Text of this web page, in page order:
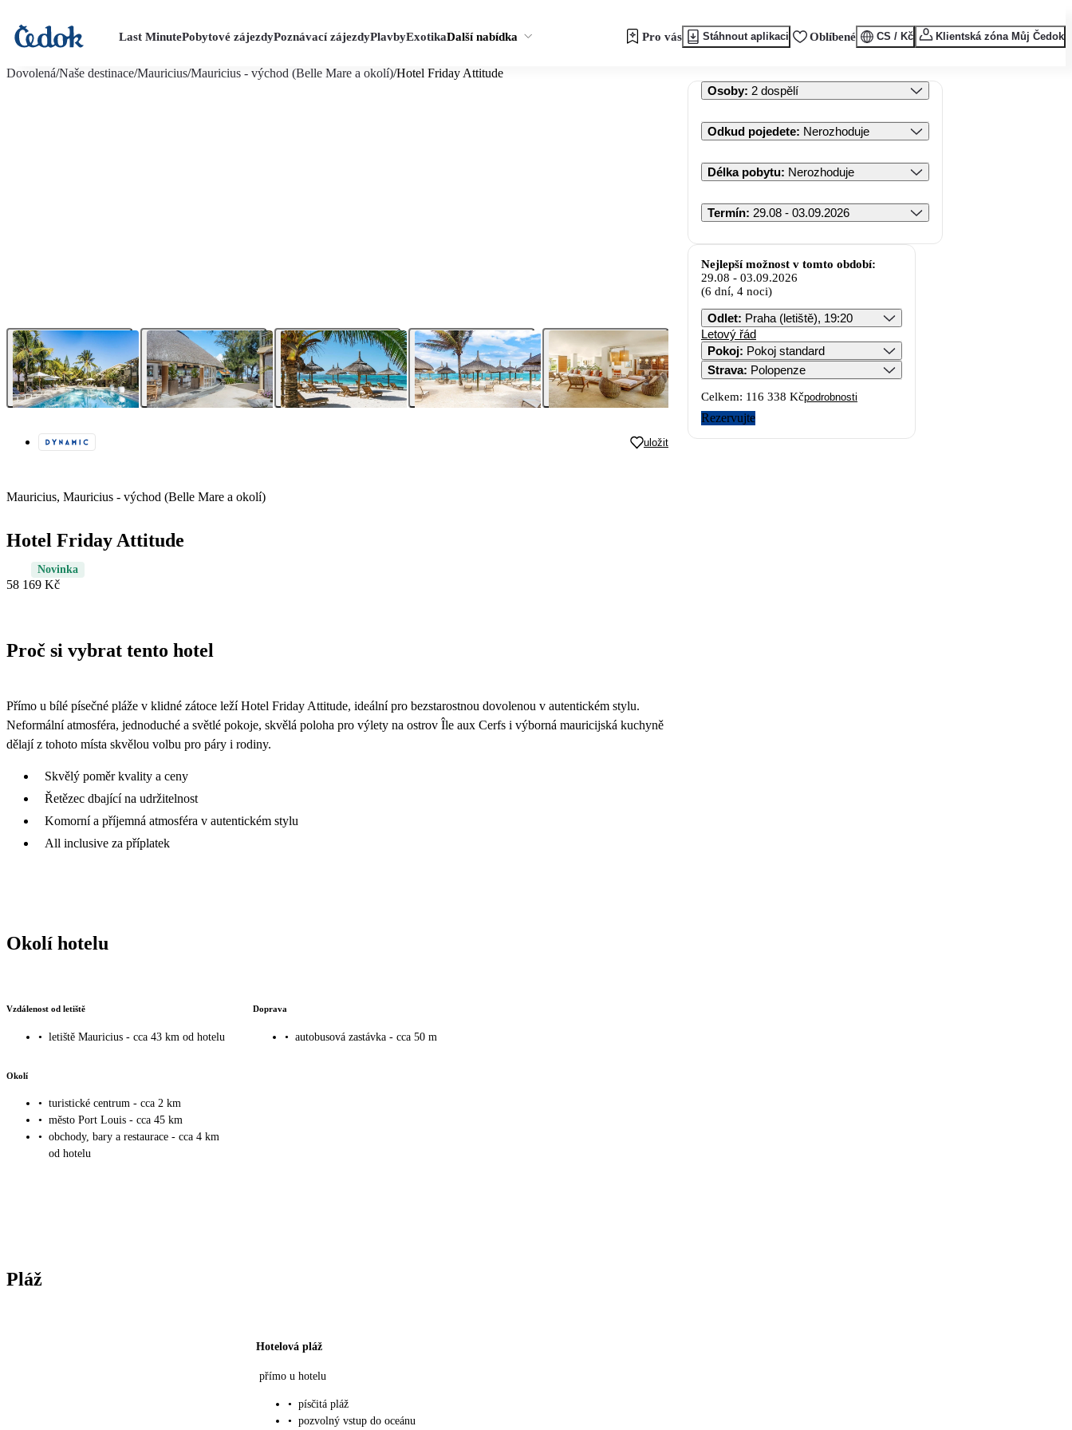
Last MinutePobytové zájezdyPoznávací zájezdyPlavbyExotikaDalší nabídka Pro vás Stáhnout aplikaci Oblíbené CS / Kč Klientská zóna Můj Čedok
Dovolená/Naše destinace/Mauricius/Mauricius - východ (Belle Mare a okolí)/Hotel Friday Attitude
uložit
Mauricius, Mauricius - východ (Belle Mare a okolí)
Hotel Friday Attitude
Novinka
58 169 Kč
Proč si vybrat tento hotel
Přímo u bílé písečné pláže v klidné zátoce leží Hotel Friday Attitude, ideální pro bezstarostnou dovolenou v autentickém stylu.
Neformální atmosféra, jednoduché a světlé pokoje, skvělá poloha pro výlety na ostrov Île aux Cerfs i výborná mauricijská kuchyně
dělají z tohoto místa skvělou volbu pro páry i rodiny.
Skvělý poměr kvality a ceny
Řetězec dbající na udržitelnost
Komorní a příjemná atmosféra v autentickém stylu
All inclusive za příplatek
Okolí hotelu
Vzdálenost od letiště
• letiště Mauricius - cca 43 km od hotelu
Doprava
• autobusová zastávka - cca 50 m
Okolí
• turistické centrum - cca 2 km
• město Port Louis - cca 45 km
• obchody, bary a restaurace - cca 4 km
od hotelu
Pláž
Hotelová pláž
přímo u hotelu
• písčitá pláž
• pozvolný vstup do oceánu
Osoby: 2 dospělí
Odkud pojedete: Nerozhoduje
Délka pobytu: Nerozhoduje
Termín: 29.08 - 03.09.2026
Nejlepší možnost v tomto období:
29.08 - 03.09.2026
(6 dní, 4 noci)
Odlet: Praha (letiště), 19:20
Letový řád
Pokoj: Pokoj standard
Strava: Polopenze
Celkem: 116 338 Kčpodrobnosti
Rezervujte